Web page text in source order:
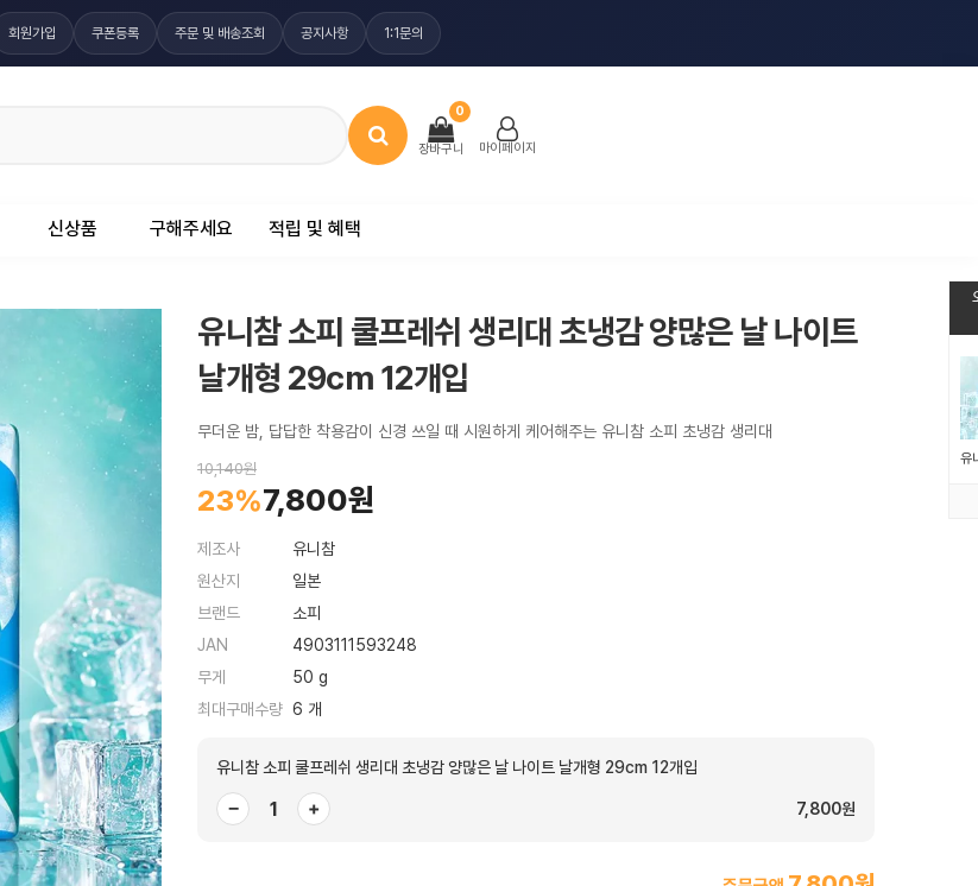
회원가입 쿠폰등록 주문 및 배송조회 공지사항 1:1문의
장바구니
0
마이페이지
신상품 구해주세요 적립 및 혜택
유니참 소피 쿨프레쉬 생리대 초냉감 양많은 날 나이트
날개형 29cm 12개입
무더운 밤, 답답한 착용감이 신경 쓰일 때 시원하게 케어해주는 유니참 소피 초냉감 생리대
10,140원
23%7,800원
제조사
유니참
원산지
일본
브랜드
소피
JAN
4903111593248
무게
50 g
최대구매수량 6 개
유니참 소피 쿨프레쉬 생리대 초냉감 양많은 날 나이트 날개형 29cm 12개입
− + 7,800원